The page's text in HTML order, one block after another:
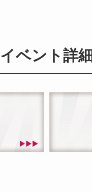
イベント詳細